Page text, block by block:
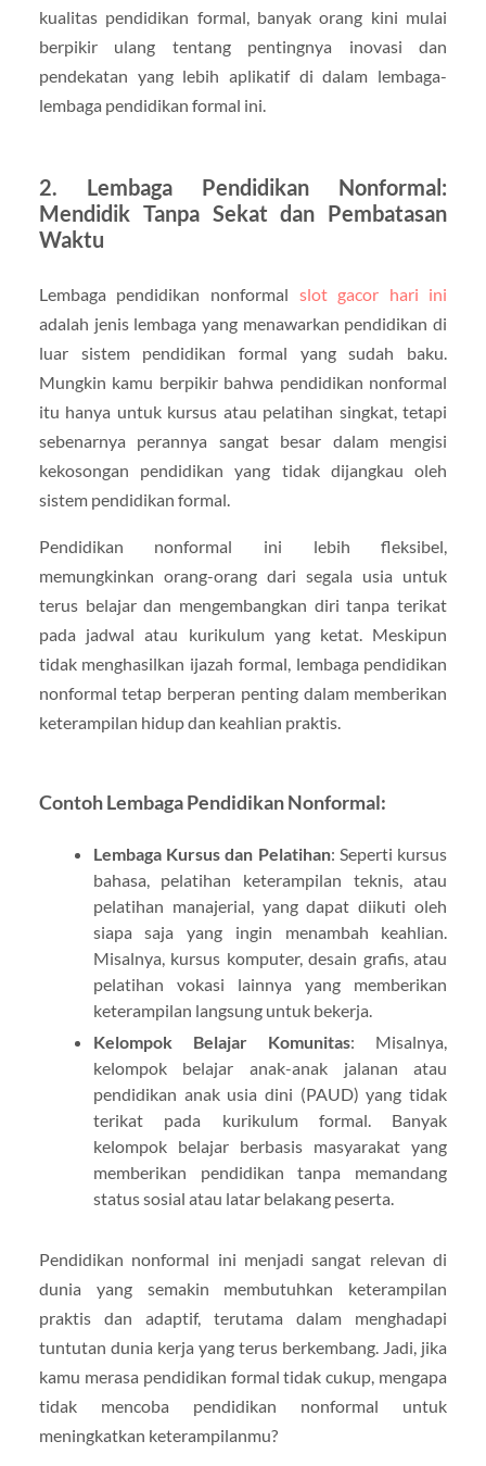
kualitas pendidikan formal, banyak orang kini mulai
berpikir ulang tentang pentingnya inovasi dan
pendekatan yang lebih aplikatif di dalam lembaga-
lembaga pendidikan formal ini.
2. Lembaga Pendidikan Nonformal:
Mendidik Tanpa Sekat dan Pembatasan
Waktu
Lembaga pendidikan nonformal slot gacor hari ini
adalah jenis lembaga yang menawarkan pendidikan di
luar sistem pendidikan formal yang sudah baku.
Mungkin kamu berpikir bahwa pendidikan nonformal
itu hanya untuk kursus atau pelatihan singkat, tetapi
sebenarnya perannya sangat besar dalam mengisi
kekosongan pendidikan yang tidak dijangkau oleh
sistem pendidikan formal.
Pendidikan nonformal ini lebih fleksibel,
memungkinkan orang-orang dari segala usia untuk
terus belajar dan mengembangkan diri tanpa terikat
pada jadwal atau kurikulum yang ketat. Meskipun
tidak menghasilkan ijazah formal, lembaga pendidikan
nonformal tetap berperan penting dalam memberikan
keterampilan hidup dan keahlian praktis.
Contoh Lembaga Pendidikan Nonformal:
Lembaga Kursus dan Pelatihan: Seperti kursus
bahasa, pelatihan keterampilan teknis, atau
pelatihan manajerial, yang dapat diikuti oleh
siapa saja yang ingin menambah keahlian.
Misalnya, kursus komputer, desain grafis, atau
pelatihan vokasi lainnya yang memberikan
keterampilan langsung untuk bekerja.
Kelompok Belajar Komunitas: Misalnya,
kelompok belajar anak-anak jalanan atau
pendidikan anak usia dini (PAUD) yang tidak
terikat pada kurikulum formal. Banyak
kelompok belajar berbasis masyarakat yang
memberikan pendidikan tanpa memandang
status sosial atau latar belakang peserta.
Pendidikan nonformal ini menjadi sangat relevan di
dunia yang semakin membutuhkan keterampilan
praktis dan adaptif, terutama dalam menghadapi
tuntutan dunia kerja yang terus berkembang. Jadi, jika
kamu merasa pendidikan formal tidak cukup, mengapa
tidak mencoba pendidikan nonformal untuk
meningkatkan keterampilanmu?